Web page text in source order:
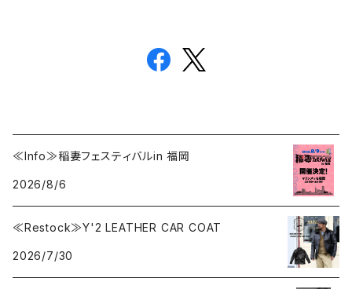
≪Info≫稲妻フェスティバルin 福岡
2026/8/6
≪Restock≫Y'2 LEATHER CAR COAT
2026/7/30